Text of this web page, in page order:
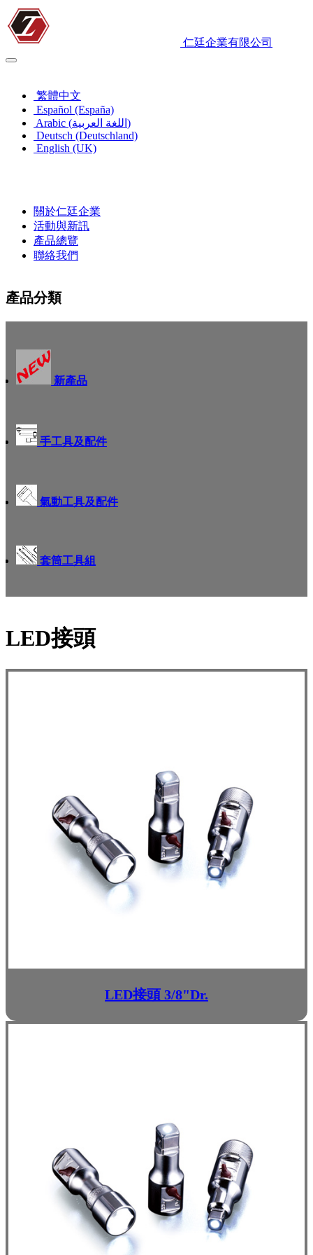
仁廷企業有限公司
繁體中文
Español (España)
Arabic (اللغة العربية)
Deutsch (Deutschland)
English (UK)
關於仁廷企業
活動與新訊
產品總覽
聯絡我們
LED接頭
LED接頭 3/8"Dr.
產品分類
新產品
手工具及配件
氣動工具及配件
套筒工具組